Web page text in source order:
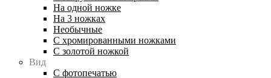
На одной ножке
На 3 ножках
Необычные
С хромированными ножками
С золотой ножкой
Вид
С фотопечатью